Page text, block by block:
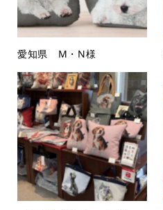
愛知県 M・N様